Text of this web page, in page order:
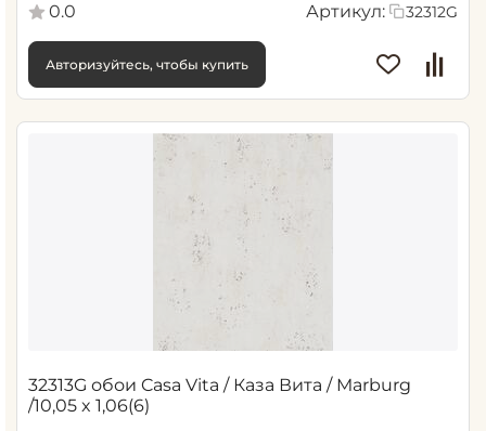
0.0
Артикул: 32312G
Авторизуйтесь, чтобы купить
32313G обои Casa Vita / Каза Вита / Marburg
/10,05 x 1,06(6)